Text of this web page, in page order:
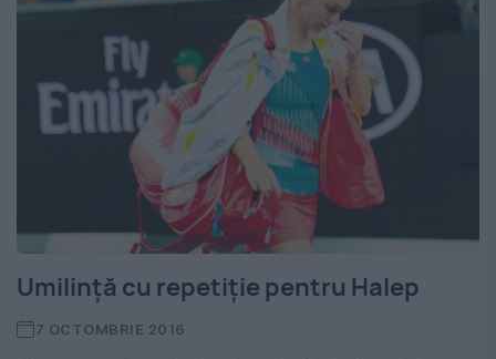
Umilință cu repetiție pentru Halep
7 OCTOMBRIE 2016